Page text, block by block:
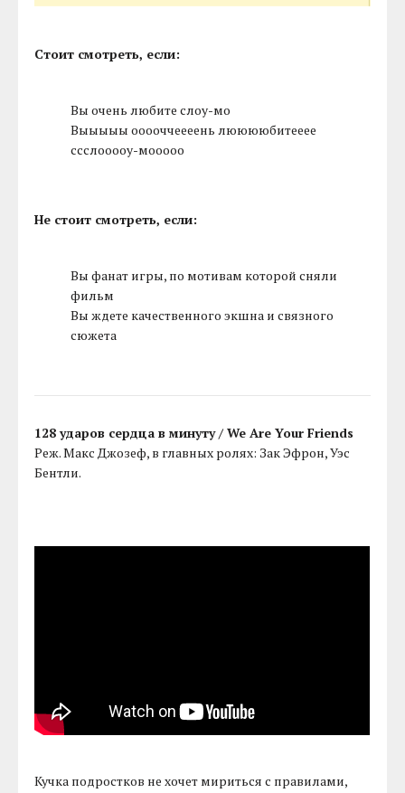
Стоит смотреть, если:
Вы очень любите слоу-мо
Выыыыы ооооччеееень лююююбитееее
ссслооооу-мооооо
Не стоит смотреть, если:
Вы фанат игры, по мотивам которой сняли
фильм
Вы ждете качественного экшна и связного
сюжета
128 ударов сердца в минуту / We Are Your Friends
Реж. Макс Джозеф, в главных ролях: Зак Эфрон, Уэс
Бентли.
Кучка подростков не хочет мириться с правилами,